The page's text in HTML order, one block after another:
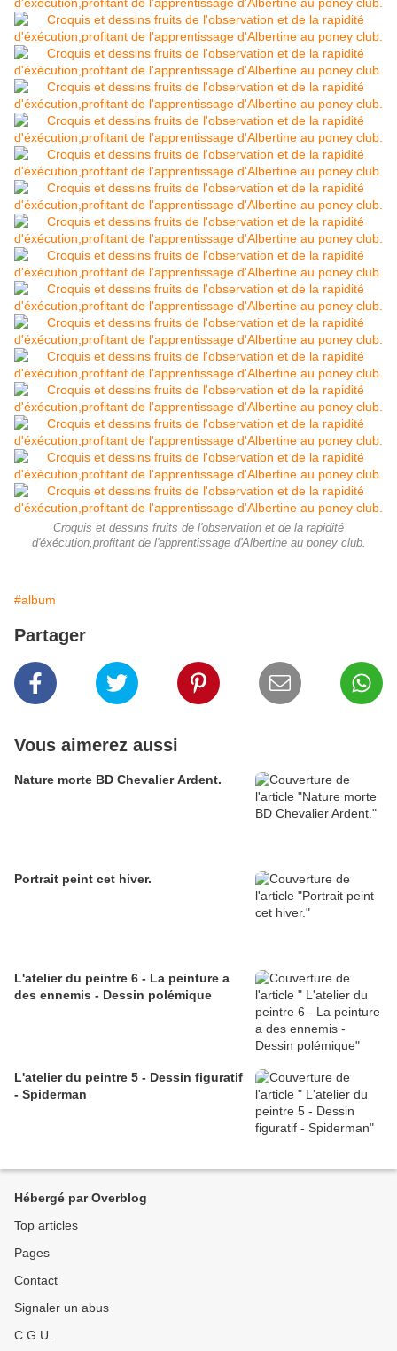
Croquis et dessins fruits de l'observation et de la rapidité
d'éxécution,profitant de l'apprentissage d'Albertine au poney club.
#album
Partager
Vous aimerez aussi
Nature morte BD Chevalier Ardent.
Portrait peint cet hiver.
L'atelier du peintre 6 - La peinture a
des ennemis - Dessin polémique
L'atelier du peintre 5 - Dessin figuratif
- Spiderman
Hébergé par Overblog
Top articles
Pages
Contact
Signaler un abus
C.G.U.